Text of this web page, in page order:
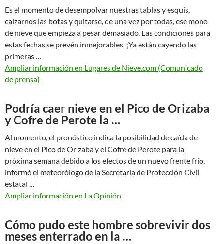
Es el momento de desempolvar nuestras tablas y esquís,
calzarnos las botas y quitarse, de una vez por todas, ese mono
de nieve que empieza a pesar demasiado. Las condiciones para
estas fechas se prevén inmejorables. ¡Ya están cayendo las
primeras …
Ampliar información en Lugares de Nieve.com (Comunicado
de prensa)
Podría caer nieve en el Pico de Orizaba
y Cofre de Perote la …
Al momento, el pronóstico indica la posibilidad de caída de
nieve en el Pico de Orizaba y el Cofre de Perote para la
próxima semana debido a los efectos de un nuevo frente frío,
informó el meteorólogo de la Secretaría de Protección Civil
estatal …
Ampliar información en La Opinión
Cómo pudo este hombre sobrevivir dos
meses enterrado en la …